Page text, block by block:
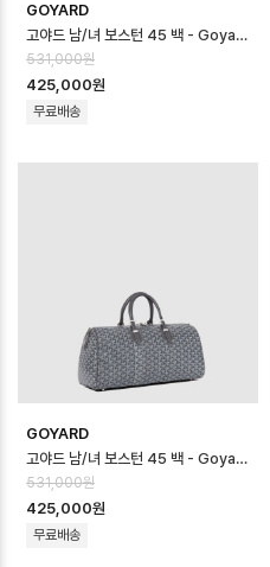
GOYARD
고야드 남/녀 보스턴 45 백 - Goyard Unisex Boston 45 Bag - g…
531,000원
425,000원
무료배송
GOYARD
고야드 남/녀 보스턴 45 백 - Goyard Unisex Boston 45 Bag - g…
531,000원
425,000원
무료배송